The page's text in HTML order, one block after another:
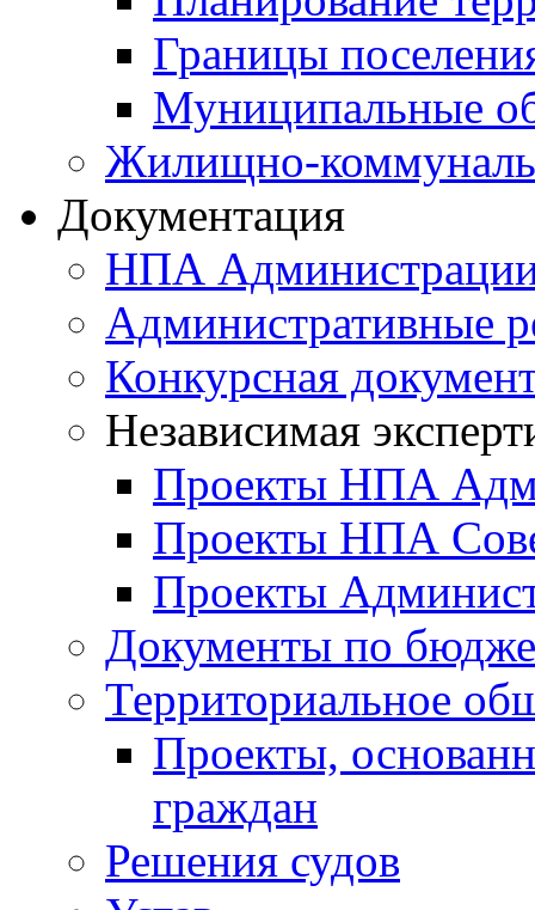
Границы
Муниципальные
Жилищно-
Документация
НПА
Административные
Конкурсная
Независимая
Проекты НПА
Проекты НПА
Проекты
Документы по
Территориальное
Проекты,
граждан
Решения судов